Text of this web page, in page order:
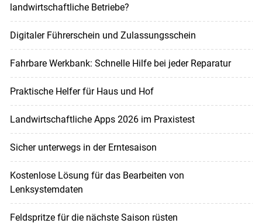
landwirtschaftliche Betriebe?
Digitaler Führerschein und Zulassungsschein
Fahrbare Werkbank: Schnelle Hilfe bei jeder Reparatur
Praktische Helfer für Haus und Hof
Landwirtschaftliche Apps 2026 im Praxistest
Sicher unterwegs in der Erntesaison
Kostenlose Lösung für das Bearbeiten von
Lenksystemdaten
Feldspritze für die nächste Saison rüsten